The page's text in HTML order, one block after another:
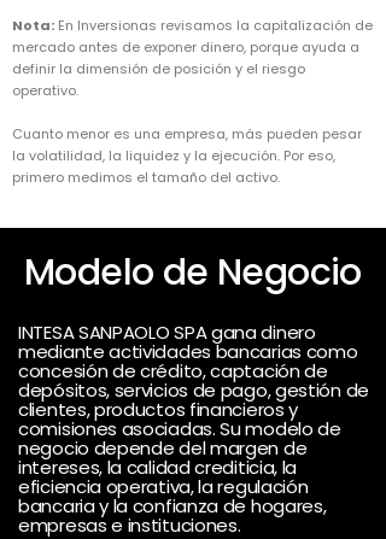
Nota: En Inversionas revisamos la capitalización de
mercado antes de exponer dinero, porque ayuda a
definir la dimensión de posición y el riesgo
operativo.
Cuanto menor es una empresa, más pueden pesar
la volatilidad, la liquidez y la ejecución. Por eso,
primero medimos el tamaño del activo.
Modelo de Negocio
INTESA SANPAOLO SPA gana dinero
mediante actividades bancarias como
concesión de crédito, captación de
depósitos, servicios de pago, gestión de
clientes, productos financieros y
comisiones asociadas. Su modelo de
negocio depende del margen de
intereses, la calidad crediticia, la
eficiencia operativa, la regulación
bancaria y la confianza de hogares,
empresas e instituciones.